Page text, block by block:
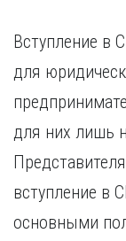
М
Мурманск
Нижний
Нижний
Вступление в
для
для них лишь
вступление в
основными